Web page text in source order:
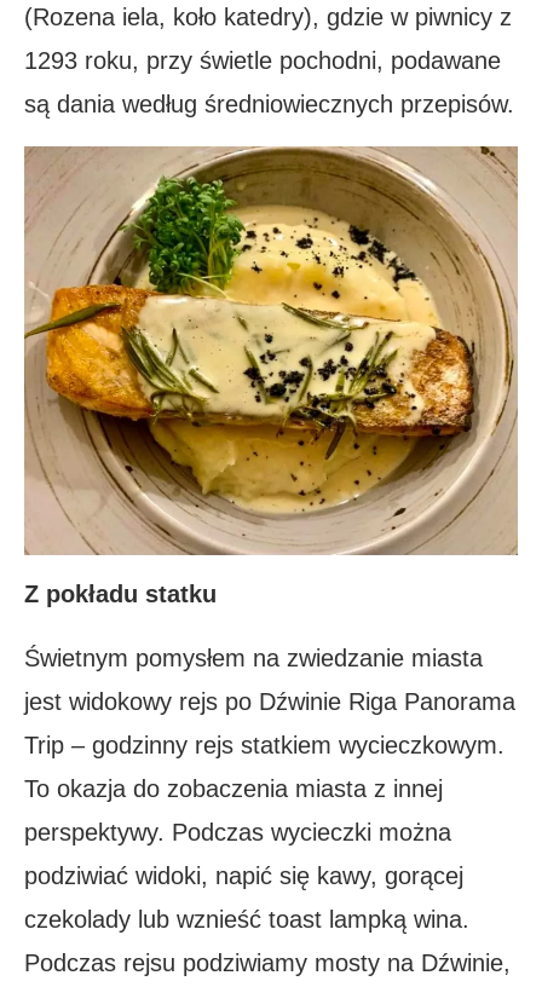
(Rozena iela, koło katedry), gdzie w piwnicy z
1293 roku, przy świetle pochodni, podawane
są dania według średniowiecznych przepisów.
Z pokładu statku
Świetnym pomysłem na zwiedzanie miasta
jest widokowy rejs po Dźwinie Riga Panorama
Trip – godzinny rejs statkiem wycieczkowym.
To okazja do zobaczenia miasta z innej
perspektywy. Podczas wycieczki można
podziwiać widoki, napić się kawy, gorącej
czekolady lub wznieść toast lampką wina.
Podczas rejsu podziwiamy mosty na Dźwinie,